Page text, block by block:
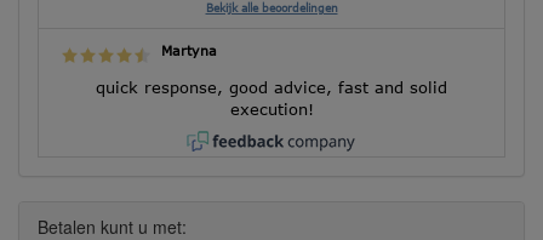
Bekijk alle beoordelingen
Martyna
quick response, good advice, fast and solid
execution!
Betalen kunt u met: